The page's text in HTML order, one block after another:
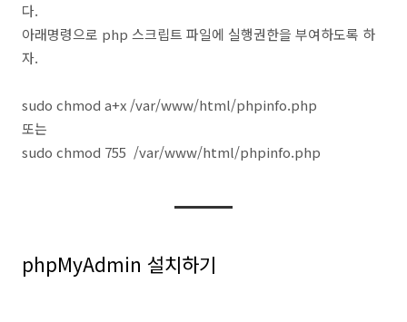
다.
아래명령으로 php 스크립트 파일에 실행권한을 부여하도록 하
자.
sudo chmod a+x /var/www/html/phpinfo.php
또는
sudo chmod 755 /var/www/html/phpinfo.php
phpMyAdmin 설치하기